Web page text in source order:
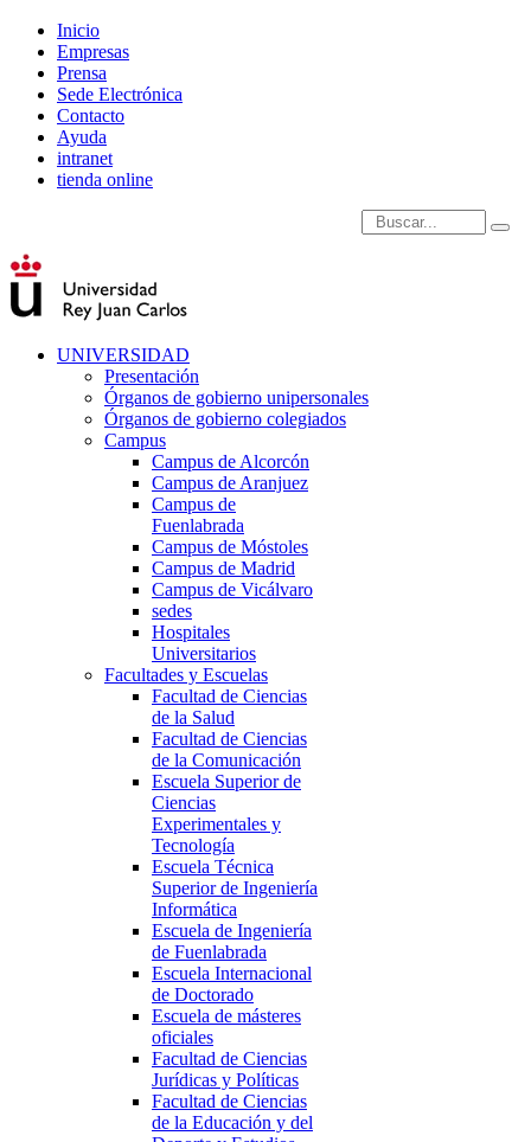
Inicio
Empresas
Prensa
Sede Electrónica
Contacto
Ayuda
intranet
tienda online
Introduce términos de
UNIVERSIDAD
Presentación
Órganos de gobierno unipersonales
Órganos de gobierno colegiados
Campus
Campus de Alcorcón
Campus de Aranjuez
Campus de
Fuenlabrada
Campus de Móstoles
Campus de Madrid
Campus de Vicálvaro
sedes
Hospitales
Universitarios
Facultades y Escuelas
Facultad de Ciencias
de la Salud
Facultad de Ciencias
de la Comunicación
Escuela Superior de
Ciencias
Experimentales y
Tecnología
Escuela Técnica
Superior de Ingeniería
Informática
Escuela de Ingeniería
de Fuenlabrada
Escuela Internacional
de Doctorado
Escuela de másteres
oficiales
Facultad de Ciencias
Jurídicas y Políticas
Facultad de Ciencias
de la Educación y del